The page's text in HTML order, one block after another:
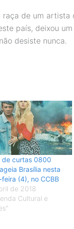
de um
país, deixou
desiste nunca.
de curtas 0800
Brasília nesta
(4), no CCBB
de 2018
Cultural e